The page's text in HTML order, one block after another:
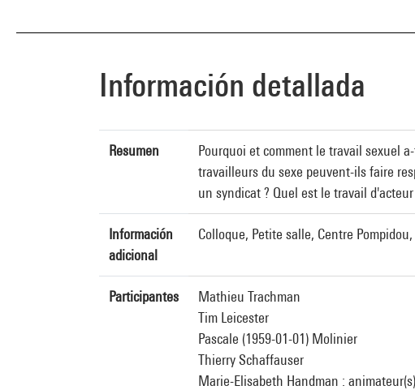
Información detallada
Resumen
Pourquoi et comment le travail sexuel
travailleurs du sexe peuvent-ils faire
un syndicat ? Quel est le travail
Información
adicional
Colloque, Petite salle, Centre
Participantes
Mathieu Trachman
Tim Leicester
Pascale (1959-01-01) Molinier
Thierry Schaffauser
Marie-Elisabeth Handman :